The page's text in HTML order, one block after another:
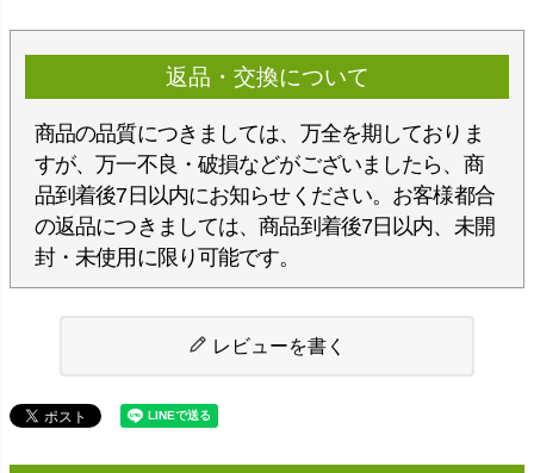
返品・交換について
商品の品質につきましては、万全を期しておりま
すが、万一不良・破損などがございましたら、商
品到着後7日以内にお知らせください。お客様都合
の返品につきましては、商品到着後7日以内、未開
封・未使用に限り可能です。
レビューを書く